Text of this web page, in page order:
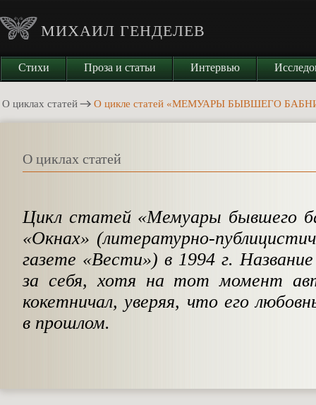
МИХАИЛ ГЕНДЕЛЕВ
Стихи Проза и статьи Интервью
О циклах статей О цикле статей «МЕМУАРЫ БЫВШЕГО
О циклах статей
Цикл статей «Мемуары бывшего
«Окнах» (литературно-
газете «Вести») в 1994 г.
за себя, хотя на тот момент
кокетничал, уверяя, что его
в прошлом.